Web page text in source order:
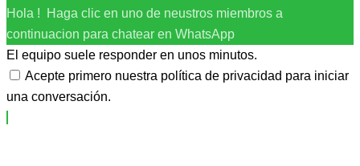
Hola ! Haga clic en uno de neustros miembros a
continuacion para chatear en WhatsApp
El equipo suele responder en unos minutos.
Acepte primero nuestra política de privacidad para iniciar
una conversación.